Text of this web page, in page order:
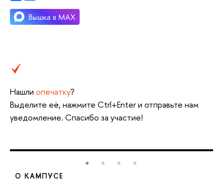
Нашли опечатку?
Выделите её, нажмите Ctrl+Enter и отправьте нам
уведомление. Спасибо за участие!
О КАМПУСЕ